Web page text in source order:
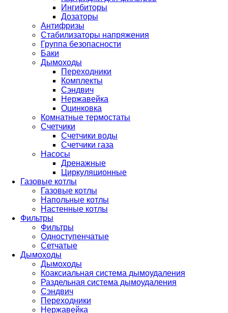
Ингибиторы
Дозаторы
Антифризы
Стабилизаторы напряжения
Группа безопасности
Баки
Дымоходы
Переходники
Комплекты
Сэндвич
Нержавейка
Оцинковка
Комнатные термостаты
Счетчики
Счетчики воды
Счетчики газа
Насосы
Дренажные
Циркуляционные
Газовые котлы
Газовые котлы
Напольные котлы
Настенные котлы
Фильтры
Фильтры
Одноступенчатые
Сетчатые
Дымоходы
Дымоходы
Коаксиальная система дымоудаления
Раздельная система дымоудаления
Сэндвич
Переходники
Нержавейка